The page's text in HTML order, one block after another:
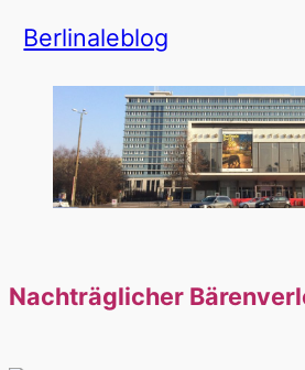
Inhalt
Berlinaleblog
Nachträglicher